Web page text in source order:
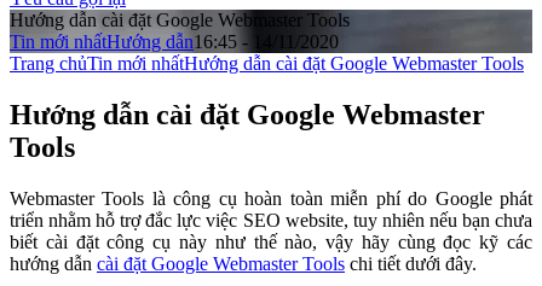
Hướng dẫn cài đặt Google Webmaster Tools
Tin mới nhấtHướng dẫn16:45 - 14/11/2020
Trang chủTin mới nhấtHướng dẫn cài đặt Google Webmaster Tools
Hướng dẫn cài đặt Google Webmaster
Tools
Webmaster Tools là công cụ hoàn toàn miễn phí do Google phát
triển nhằm hỗ trợ đắc lực việc SEO website, tuy nhiên nếu bạn chưa
biết cài đặt công cụ này như thế nào, vậy hãy cùng đọc kỹ các
hướng dẫn cài đặt Google Webmaster Tools chi tiết dưới đây.